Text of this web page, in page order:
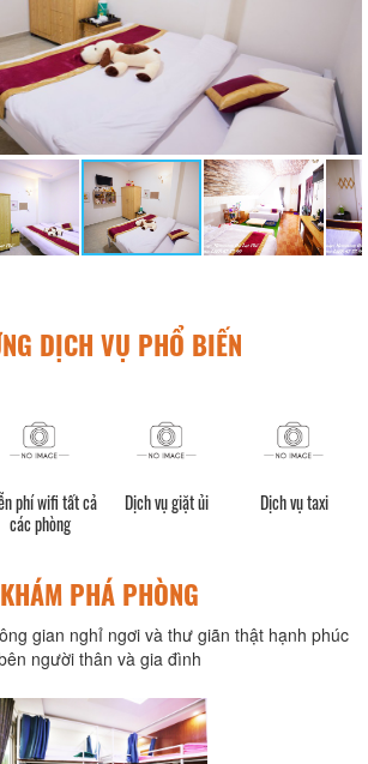
DỊCH VỤ PHỔ BIẾN
phí wifi tất cả
các phòng
Dịch vụ giặt ủi Dịch vụ taxi
KHÁM PHÁ PHÒNG
gian nghỉ ngơi và thư giãn thật hạnh phúc
người thân và gia đình